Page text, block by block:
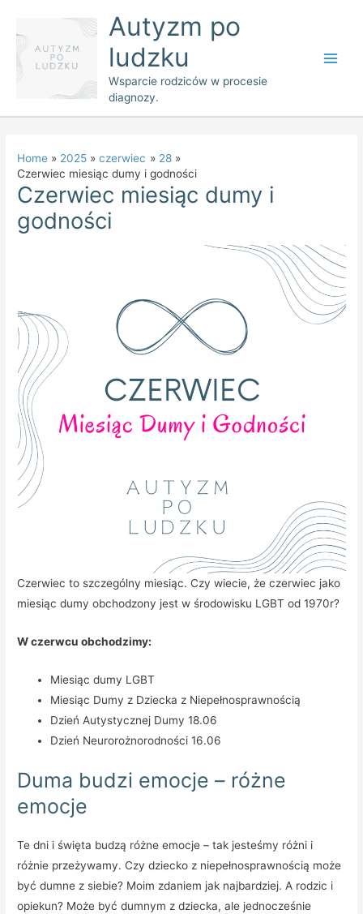
content
Autyzm po
ludzku
Wsparcie rodziców w procesie
diagnozy.
Home 2025 czerwiec
28
Czerwiec miesiąc dumy i godności
Czerwiec miesiąc dumy i
godności
Czerwiec to szczególny miesiąc. Czy wiecie, że czerwiec jako
miesiąc dumy obchodzony jest w środowisku LGBT od 1970r?
W czerwcu obchodzimy:
Miesiąc dumy LGBT
Miesiąc Dumy z Dziecka z Niepełnosprawnością
Dzień Autystycznej Dumy 18.06
Dzień Neurorożnorodności 16.06
Duma budzi emocje – różne
emocje
Te dni i święta budzą różne emocje – tak jesteśmy różni i
różnie przeżywamy. Czy dziecko z niepełnosprawnością może
być dumne z siebie? Moim zdaniem jak najbardziej. A rodzic i
opiekun? Może być dumnym z dziecka, ale jednocześnie